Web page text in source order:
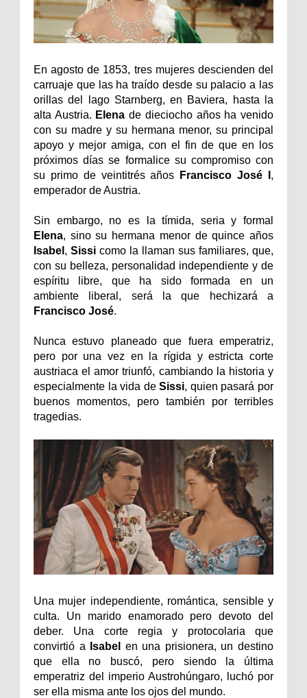
En agosto de 1853, tres mujeres descienden del
carruaje que las ha traído desde su palacio a las
orillas del lago Starnberg, en Baviera, hasta la
alta Austria. Elenade dieciocho años ha venido
con su madre y su hermana menor, su principal
apoyo y mejor amiga, con el fin de que en los
próximos días se formalice su compromiso con
su primo de veintitrés años
Francisco José I ,
emperador de Austria.
Sin embargo, no es la tímida, seria y formal
Elena, sino su hermana menor de quince años
Isabel , Sissi como la llaman sus familiares, que,
con su belleza, personalidad independiente y de
espíritu libre, que ha sido formada en un
ambiente liberal, será la que hechizará a
Francisco José.
Nunca estuvo planeado que fuera emperatriz,
pero por una vez en la rígida y estricta corte
austriaca el amor triunfó, cambiando la historia y
especialmente la vida deSissi, quien pasará por
buenos momentos, pero también por terribles
tragedias.
Una mujer independiente, romántica, sensible y
culta. Un marido enamorado pero devoto del
deber. Una corte regia y protocolaria que
convirtió a
Isabel en una prisionera, un destino
que ella no buscó, pero siendo la última
emperatriz del imperio Austrohúngaro, luchó por
ser ella misma ante los ojos del mundo.